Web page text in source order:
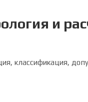
и
классификация,